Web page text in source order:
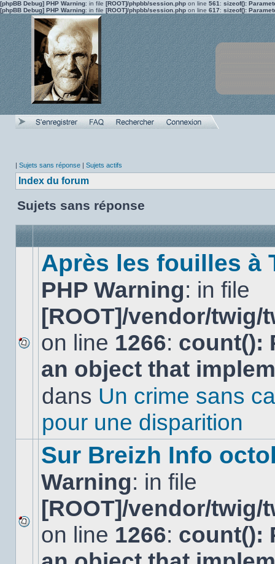
[phpBB Debug] PHP Warning: in file [ROOT]/phpbb/session.php on line 561 : sizeof():
[phpBB Debug] PHP Warning: in file [ROOT]/phpbb/session.php on line 617: sizeof():
| Sujets sans réponse | Sujets actifs
Index du forum
Sujets sans réponse
Aucun
nouveau
message
sujet.
Après les fouilles à
PHP Warning: in file
[ROOT]/vendor/
on line 1266: count():
an object that
dans Un crime sans
pour une disparition
Aucun
nouveau
message
Sur Breizh Info
Warning: in file
[ROOT]/vendor/
on line 1266: count():